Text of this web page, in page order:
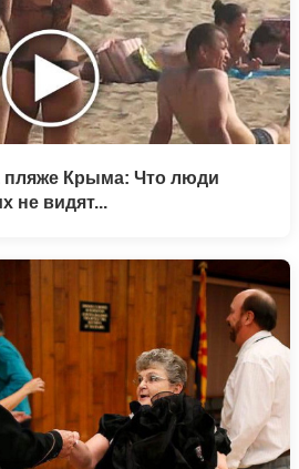
пляже Крыма: Что люди
не видят...